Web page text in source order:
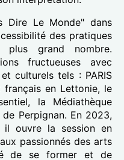
Dire Le Monde" dans
des pratiques
grand nombre.
fructueuses avec
culturels tels : PARIS
français en Lettonie, le
la Médiathèque
Perpignan. En 2023,
il ouvre la session en
passionnés des arts
de se former et de